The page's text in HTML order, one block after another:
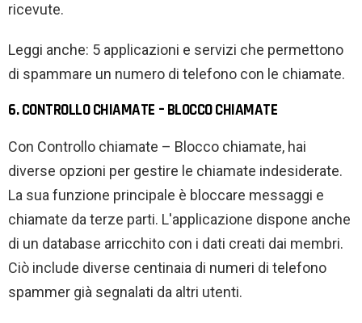
ricevute.
Leggi anche: 5 applicazioni e servizi che permettono
di spammare un numero di telefono con le chiamate.
6. CONTROLLO CHIAMATE – BLOCCO CHIAMATE
Con Controllo chiamate – Blocco chiamate, hai
diverse opzioni per gestire le chiamate indesiderate.
La sua funzione principale è bloccare messaggi e
chiamate da terze parti. L'applicazione dispone anche
di un database arricchito con i dati creati dai membri.
Ciò include diverse centinaia di numeri di telefono
spammer già segnalati da altri utenti.